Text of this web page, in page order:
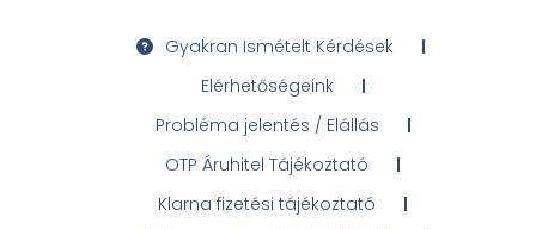
Gyakran Ismételt Kérdések
Elérhetőségeink
Probléma jelentés / Elállás
OTP Áruhitel Tájékoztató
Klarna fizetési tájékoztató